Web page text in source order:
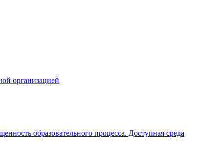
организацией
образовательного процесса. Доступная среда